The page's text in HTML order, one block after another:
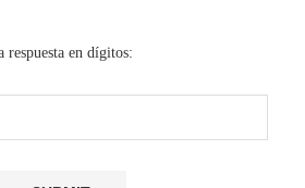
en dígitos: